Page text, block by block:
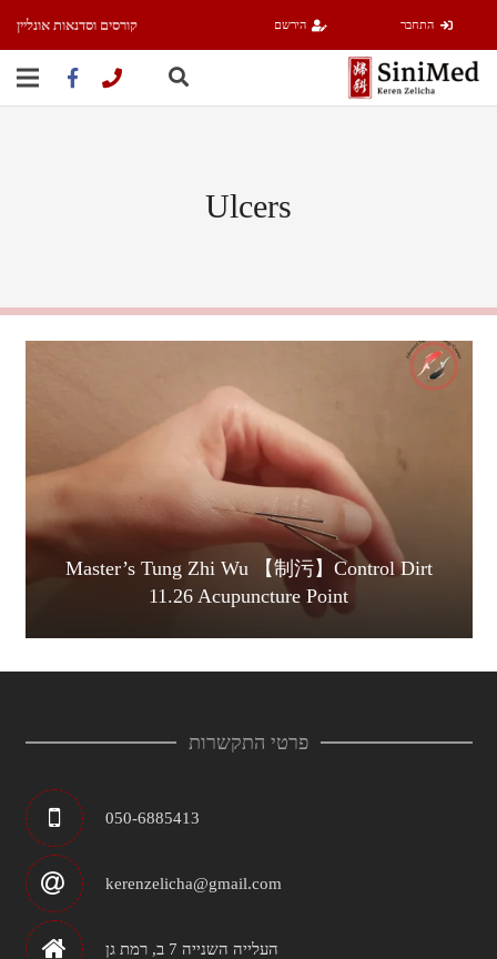
קורסים וסדנאות אונליין הירשם התחבר
Ulcers
Master’s Tung Zhi Wu 【制污】Control Dirt
11.26 Acupuncture Point
פרטי התקשרות
050-6885413
kerenzelicha@gmail.com
העלייה השנייה 7 ב, רמת גן